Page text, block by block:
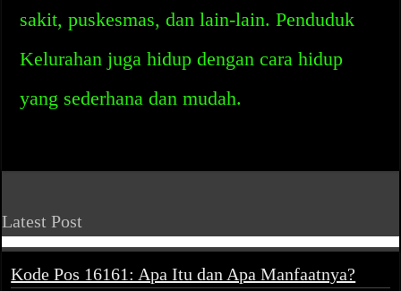
sakit, puskesmas, dan lain-lain. Penduduk
Kelurahan juga hidup dengan cara hidup
yang sederhana dan mudah.
Latest Post
Kode Pos 16161: Apa Itu dan Apa Manfaatnya?